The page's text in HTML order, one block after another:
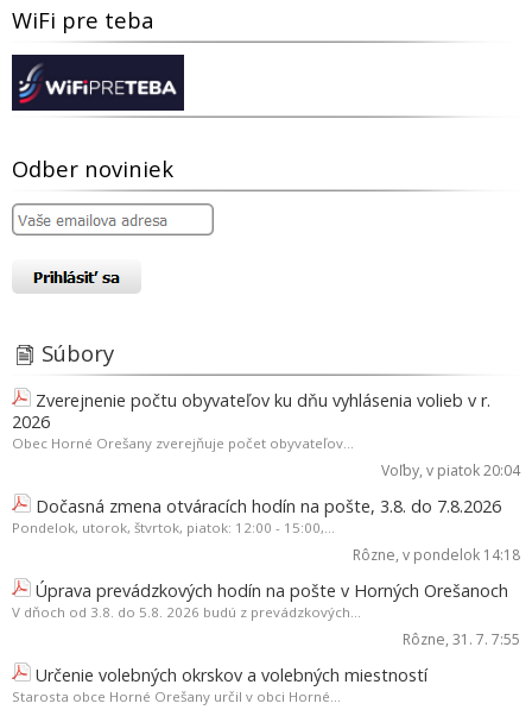
WiFi pre teba
Odber noviniek
Súbory
Zverejnenie počtu obyvateľov ku dňu vyhlásenia volieb v r.
2026
Obec Horné Orešany zverejňuje počet obyvateľov...
Voľby, v piatok 20:04
Dočasná zmena otváracích hodín na pošte, 3.8. do 7.8.2026
Pondelok, utorok, štvrtok, piatok: 12:00 - 15:00,...
Rôzne, v pondelok 14:18
Úprava prevádzkových hodín na pošte v Horných Orešanoch
V dňoch od 3.8. do 5.8. 2026 budú z prevádzkových...
Rôzne, 31. 7. 7:55
Určenie volebných okrskov a volebných miestností
Starosta obce Horné Orešany určil v obci Horné...